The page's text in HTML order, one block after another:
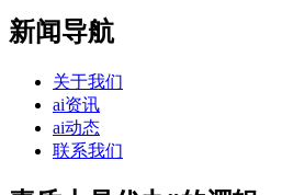
新闻导航
关于我们
ai资讯
ai动态
联系我们